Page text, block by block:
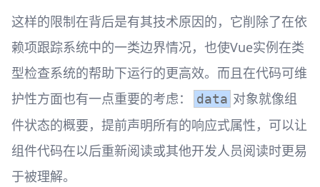
这样的限制在背后是有其技术原因的，它削除了在依
赖项跟踪系统中的一类边界情况，也使Vue实例在类
型检查系统的帮助下运行的更高效。而且在代码可维
护性方面也有一点重要的考虑：
data 对象就像组
件状态的概要，提前声明所有的响应式属性，可以让
组件代码在以后重新阅读或其他开发人员阅读时更易
于被理解。